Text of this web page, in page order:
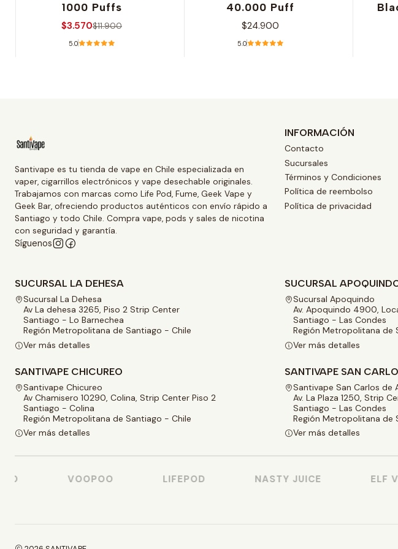
1000 Puffs
$3.570$11.900
5.0
40.000 Puff
$24.900
5.0
Santivape es tu tienda de vape en Chile especializada en
vaper, cigarrillos electrónicos y vape desechable originales.
Trabajamos con marcas como Life Pod, Fume, Geek Vape y
Geek Bar, ofreciendo productos auténticos con envío rápido a
Santiago y todo Chile. Compra vape, pods y sales de nicotina
con seguridad y garantía.
Síguenos
INFORMACIÓN
Contacto
Sucursales
Términos y Condiciones
Política de reembolso
Política de privacidad
SUCURSAL LA DEHESA
Sucursal La Dehesa
Av La dehesa 3265, Piso 2 Strip Center
Santiago - Lo Barnechea
Región Metropolitana de Santiago - Chile
Ver más detalles
SUCURSAL
Sucursal Apoquindo
Av. Apoquindo 4900,
Santiago - Las Condes
Región Metropolitana de
Ver más detalles
SANTIVAPE CHICUREO
Santivape Chicureo
Av Chamisero 10290, Colina, Strip Center Piso 2
Santiago - Colina
Región Metropolitana de Santiago - Chile
Ver más detalles
SANTIVAPE SAN
Santivape San Carlos de
Av. La Plaza 1250, Strip
Santiago - Las Condes
Región Metropolitana de
Ver más detalles
VOOPOO LIFEPOD NASTY JUICE ELF